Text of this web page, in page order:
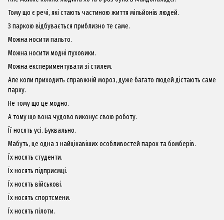
Тому що є речі, які стають частиною життя мільйонів людей.
З паркою відбувається приблизно те саме.
Можна носити пальто.
Можна носити модні пуховики.
Можна експериментувати зі стилем.
Але коли приходить справжній мороз, дуже багато людей дістають саме
парку.
Не тому що це модно.
А тому що вона чудово виконує свою роботу.
Її носять усі. Буквально.
Мабуть, це одна з найцікавіших особливостей парок та бомберів.
Їх носять студенти.
Їх носять підприємці.
Їх носять військові.
Їх носять спортсмени.
Їх носять пілоти.